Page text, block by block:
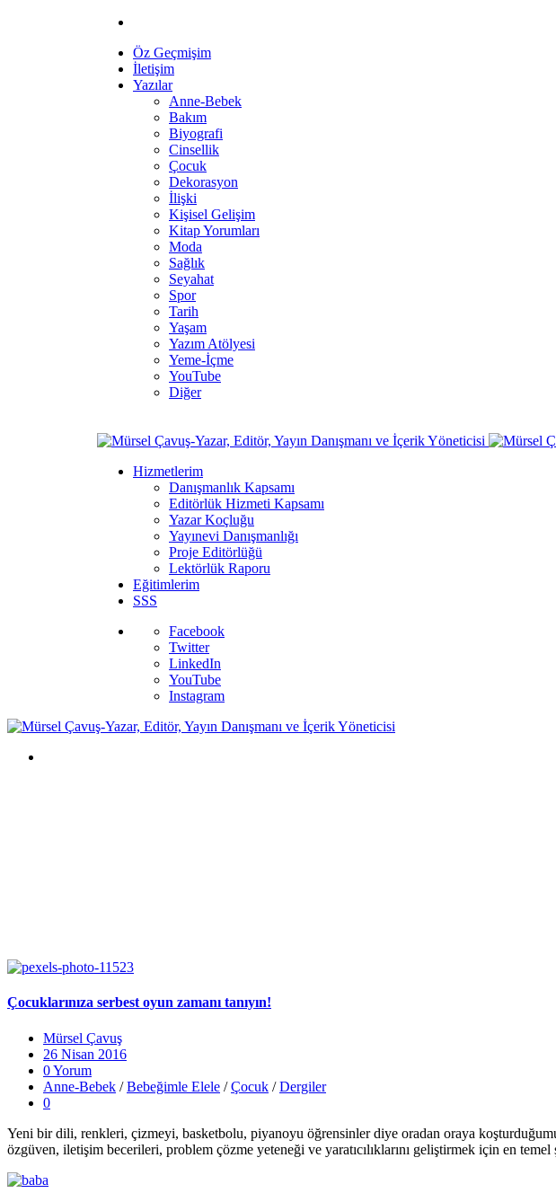
Öz Geçmişim
İletişim
Yazılar
Anne-Bebek
Bakım
Biyografi
Cinsellik
Çocuk
Dekorasyon
İlişki
Kişisel Gelişim
Kitap Yorumları
Moda
Sağlık
Seyahat
Spor
Tarih
Yaşam
Yazım Atölyesi
Yeme-İçme
YouTube
Diğer
Hizmetlerim
Danışmanlık Kapsamı
Editörlük Hizmeti Kapsamı
Yazar Koçluğu
Yayınevi Danışmanlığı
Proje Editörlüğü
Lektörlük Raporu
Eğitimlerim
SSS
Facebook
Twitter
LinkedIn
YouTube
Instagram
Çocuklarınıza serbest oyun zamanı tanıyın!
Mürsel Çavuş
26 Nisan 2016
0 Yorum
Anne-Bebek /Bebeğimle Elele /Çocuk /Dergiler
0
Yeni bir dili, renkleri, çizmeyi, basketbolu, piyanoyu öğrensinler diye oradan oraya
özgüven, iletişim becerileri, problem çözme yeteneği ve yaratıcılıklarını geliştirmek için en temel